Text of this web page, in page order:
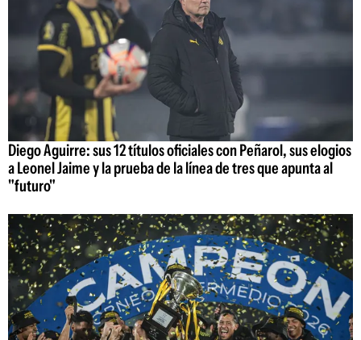
Diego Aguirre: sus 12 títulos oficiales con Peñarol, sus elogios
a Leonel Jaime y la prueba de la línea de tres que apunta al
"futuro"